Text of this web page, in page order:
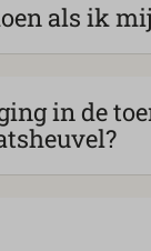
als ik
in de